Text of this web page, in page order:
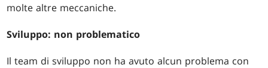
molte altre meccaniche.
Sviluppo: non problematico
Il team di sviluppo non ha avuto alcun problema con